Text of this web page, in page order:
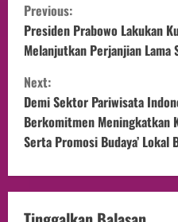
Previous:
Presiden Prabowo Lakukan
Melanjutkan Perjanjian Lama
Next:
Demi Sektor Pariwisata
Berkomitmen Meningkatkan
Serta Promosi Budaya’ Lokal